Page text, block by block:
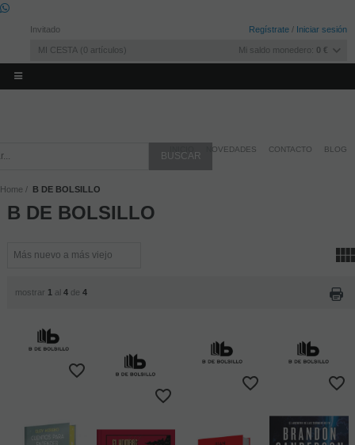
Invitado Regístrate / Iniciar sesión
MI CESTA 0 artículos Mi saldo monedero: 0 €
NOVEDADES CONTACTO BLOG
Home B DE BOLSILLO
B DE BOLSILLO
mostrar 1 al 4de 4